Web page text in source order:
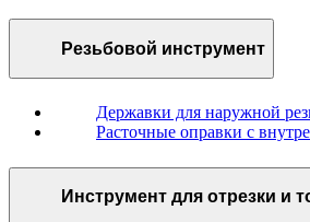
Резьбовой инструмент
Державки для наружной
Расточные оправки с
Инструмент для отрезки и